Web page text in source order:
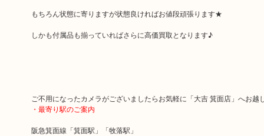
もちろん状態に寄りますが状態良ければお値段頑張ります★
しかも付属品も揃っていればさらに高価買取となります♪
ご不用になったカメラがございましたらお気軽に「大吉 箕面店」へお
・最寄り駅のご案内
阪急箕面線「箕面駅」「牧落駅」